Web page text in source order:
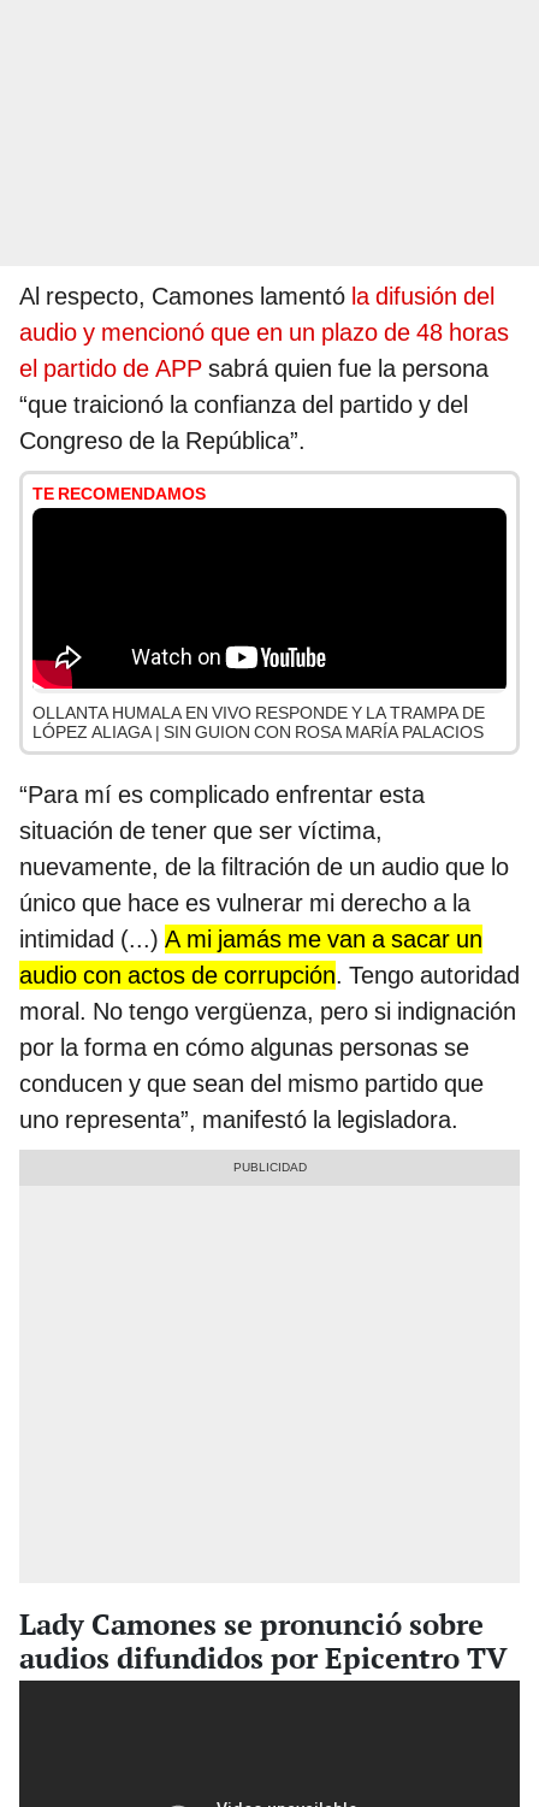
Al respecto, Camones lamentó la difusión del
audio y mencionó que en un plazo de 48 horas
el partido de APP sabrá quien fue la persona
“que traicionó la confianza del partido y del
Congreso de la República”.
TE RECOMENDAMOS
OLLANTA HUMALA EN VIVO RESPONDE Y LA TRAMPA DE
LÓPEZ ALIAGA | SIN GUION CON ROSA MARÍA PALACIOS
“Para mí es complicado enfrentar esta
situación de tener que ser víctima,
nuevamente, de la filtración de un audio que lo
único que hace es vulnerar mi derecho a la
intimidad (...) A mi jamás me van a sacar un
audio con actos de corrupción. Tengo autoridad
moral. No tengo vergüenza, pero si indignación
por la forma en cómo algunas personas se
conducen y que sean del mismo partido que
uno representa”, manifestó la legisladora.
Lady Camones se pronunció sobre
audios difundidos por Epicentro TV